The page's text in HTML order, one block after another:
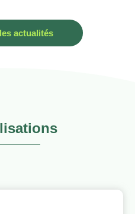
actualités